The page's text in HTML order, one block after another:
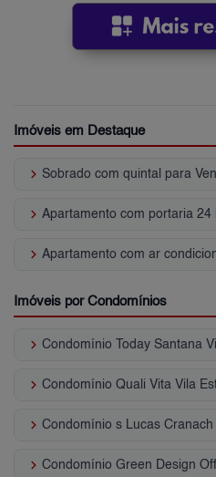
Imóveis em Destaque
keyboard_arrow_right Sobrado com quintal para
keyboard_arrow_right
keyboard_arrow_right
Imóveis por Condomínios
keyboard_arrow_right Condomínio Today Santana
keyboard_arrow_right Condomínio Quali Vita Vila
keyboard_arrow_right
keyboard_arrow_right